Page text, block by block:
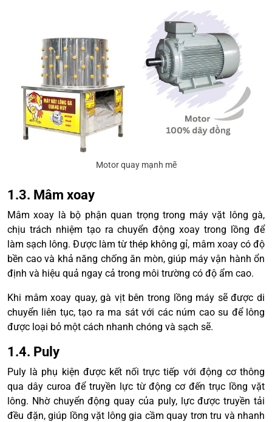
Motor quay mạnh mẽ
1.3. Mâm xoay
Mâm xoay là bộ phận quan trọng trong máy vặt lông gà,
chịu trách nhiệm tạo ra chuyển động xoay trong lồng để
làm sạch lông. Được làm từ thép không gỉ, mâm xoay có độ
bền cao và khả năng chống ăn mòn, giúp máy vận hành ổn
định và hiệu quả ngay cả trong môi trường có độ ẩm cao.
Khi mâm xoay quay, gà vịt bên trong lồng máy sẽ được di
chuyển liên tục, tạo ra ma sát với các núm cao su để lông
được loại bỏ một cách nhanh chóng và sạch sẽ.
1.4. Puly
Puly là phụ kiện được kết nối trực tiếp với động cơ thông
qua dây curoa để truyền lực từ động cơ đến trục lồng vặt
lông. Nhờ chuyển động quay của puly, lực được truyền tải
đều đặn, giúp lồng vặt lông gia cầm quay trơn tru và nhanh